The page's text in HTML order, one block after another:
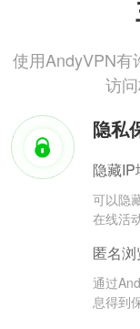
使用AndyVPN有
访
隐私
隐藏IP
可以隐
在线活
匿名
通过
息得到